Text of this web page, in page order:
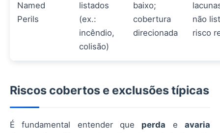
Named
Perils
listados
(ex.:
incêndio,
colisão)
baixo;
cobertura
direcionada
não
risco
Riscos cobertos e exclusões típicas
É fundamental entender que perda eavaria